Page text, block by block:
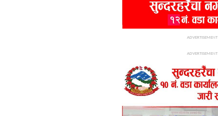
ADVERTISEMENT
ADVERTISEMENT